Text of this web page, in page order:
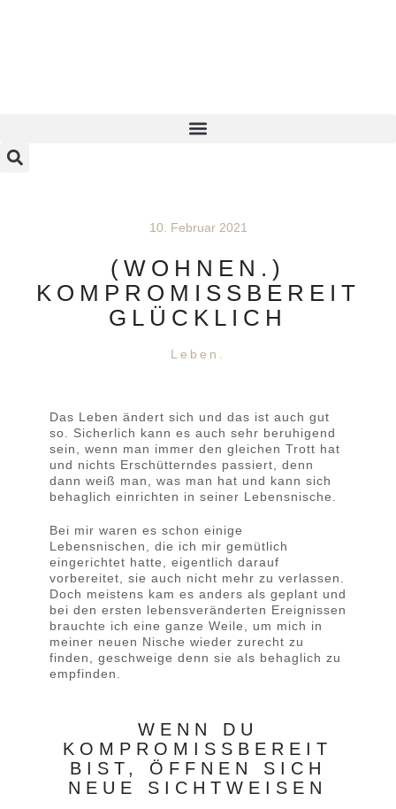
10. Februar 2021
(WOHNEN.)
KOMPROMISSBEREIT
GLÜCKLICH
Leben.
Das Leben ändert sich und das ist auch gut
so. Sicherlich kann es auch sehr beruhigend
sein, wenn man immer den gleichen Trott hat
und nichts Erschütterndes passiert, denn
dann weiß man, was man hat und kann sich
behaglich einrichten in seiner Lebensnische.
Bei mir waren es schon einige
Lebensnischen, die ich mir gemütlich
eingerichtet hatte, eigentlich darauf
vorbereitet, sie auch nicht mehr zu verlassen.
Doch meistens kam es anders als geplant und
bei den ersten lebensveränderten Ereignissen
brauchte ich eine ganze Weile, um mich in
meiner neuen Nische wieder zurecht zu
finden, geschweige denn sie als behaglich zu
empfinden.
WENN DU
KOMPROMISSBEREIT
BIST, ÖFFNEN SICH
NEUE SICHTWEISEN